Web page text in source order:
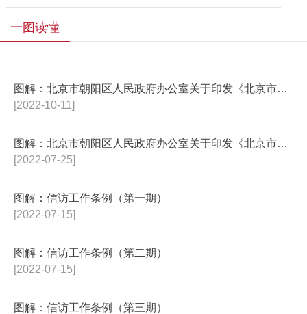
一图读懂
[2022-10-11]
图解：北京市朝阳区人民政府办公室关于印发《北京市朝阳区全民科学素质行动规...
[2022-07-25]
图解：北京市朝阳区人民政府办公室关于印发《北京市朝阳区深入打好污染防治攻...
[2022-07-15]
图解：信访工作条例（第一期）
[2022-07-15]
图解：信访工作条例（第二期）
图解：信访工作条例（第三期）